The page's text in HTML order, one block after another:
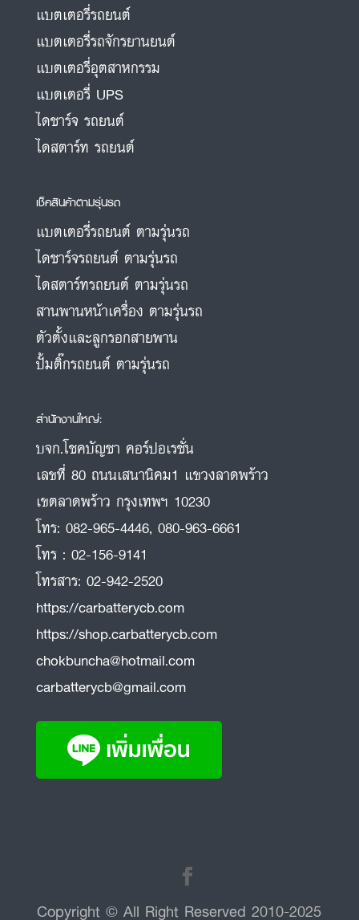
แบตเตอรี่รถยนต์
แบตเตอรี่รถจักรยานยนต์
แบตเตอรี่อุตสาหกรรม
แบตเตอรี่ UPS
ไดชาร์จ รถยนต์
ไดสตาร์ท รถยนต์
เช็คสินค้าตามรุ่นรถ
แบตเตอรี่รถยนต์ ตามรุ่นรถ
ไดชาร์จรถยนต์ ตามรุ่นรถ
ไดสตาร์ทรถยนต์ ตามรุ่นรถ
สานพานหน้าเครื่อง ตามรุ่นรถ
ตัวตั้งและลูกรอกสายพาน
ปั้มติ๊กรถยนต์ ตามรุ่นรถ
สำนักงานใหญ่:
บจก.โชคบัญชา คอร์ปอเรชั่น
เลขที่ 80 ถนนเสนานิคม1 แขวงลาดพร้าว
เขตลาดพร้าว กรุงเทพฯ 10230
โทร: 082-965-4446, 080-963-6661
โทร : 02-156-9141
โทรสาร: 02-942-2520
https://carbatterycb.com
https://shop.carbatterycb.com
chokbuncha@hotmail.com
carbatterycb@gmail.com
Copyright © All Right Reserved 2010-2025